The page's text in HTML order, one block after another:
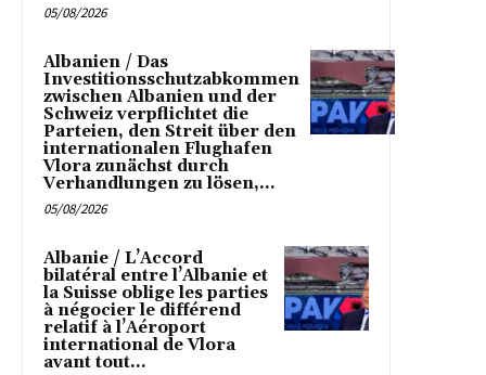
05/08/2026
Albanien / Das
Investitionsschutzabkommen
zwischen Albanien und der
Schweiz verpflichtet die
Parteien, den Streit über den
internationalen Flughafen
Vlora zunächst durch
Verhandlungen zu lösen,...
05/08/2026
Albanie / L’Accord
bilatéral entre l’Albanie et
la Suisse oblige les parties
à négocier le différend
relatif à l’Aéroport
international de Vlora
avant tout...